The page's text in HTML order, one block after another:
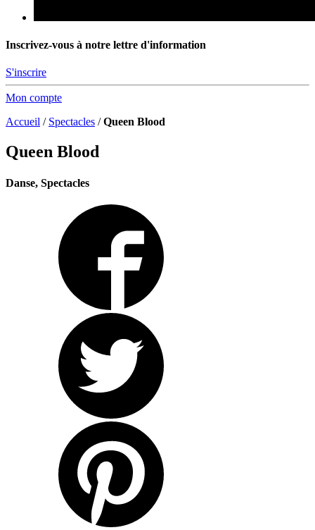
Inscrivez-vous à notre lettre d'information
S'inscrire
Mon compte
Accueil / Spectacles /Queen Blood
Queen Blood
Danse, Spectacles